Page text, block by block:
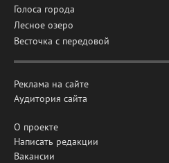
Голоса города
Лесное озеро
Весточка с передовой
Реклама на сайте
Аудитория сайта
О проекте
Написать редакции
Вакансии